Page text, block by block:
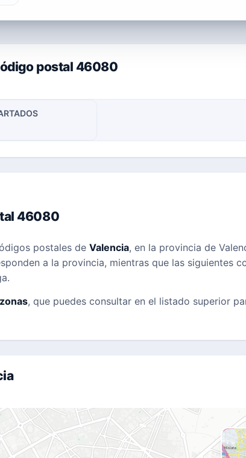
postal 46080
46080
postales de Valencia, en la provincia de
a la provincia, mientras que las siguientes
, que puedes consultar en el listado superior